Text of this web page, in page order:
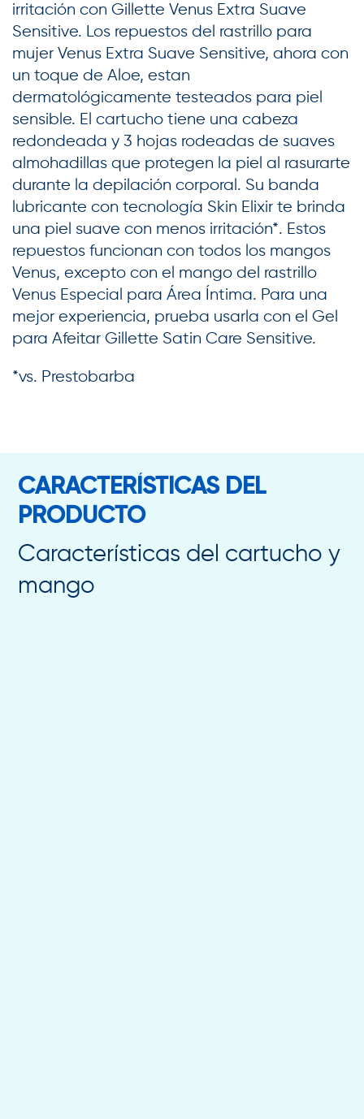
irritación con Gillette Venus Extra Suave
Sensitive. Los repuestos del rastrillo para
mujer Venus Extra Suave Sensitive, ahora con
un toque de Aloe, estan
dermatológicamente testeados para piel
sensible. El cartucho tiene una cabeza
redondeada y 3 hojas rodeadas de suaves
almohadillas que protegen la piel al rasurarte
durante la depilación corporal. Su banda
lubricante con tecnología Skin Elixir te brinda
una piel suave con menos irritación*. Estos
repuestos funcionan con todos los mangos
Venus, excepto con el mango del rastrillo
Venus Especial para Área Íntima. Para una
mejor experiencia, prueba usarla con el Gel
para Afeitar Gillette Satin Care Sensitive.
*vs. Prestobarba
CARACTERÍSTICAS DEL
PRODUCTO
Características del cartucho y
mango